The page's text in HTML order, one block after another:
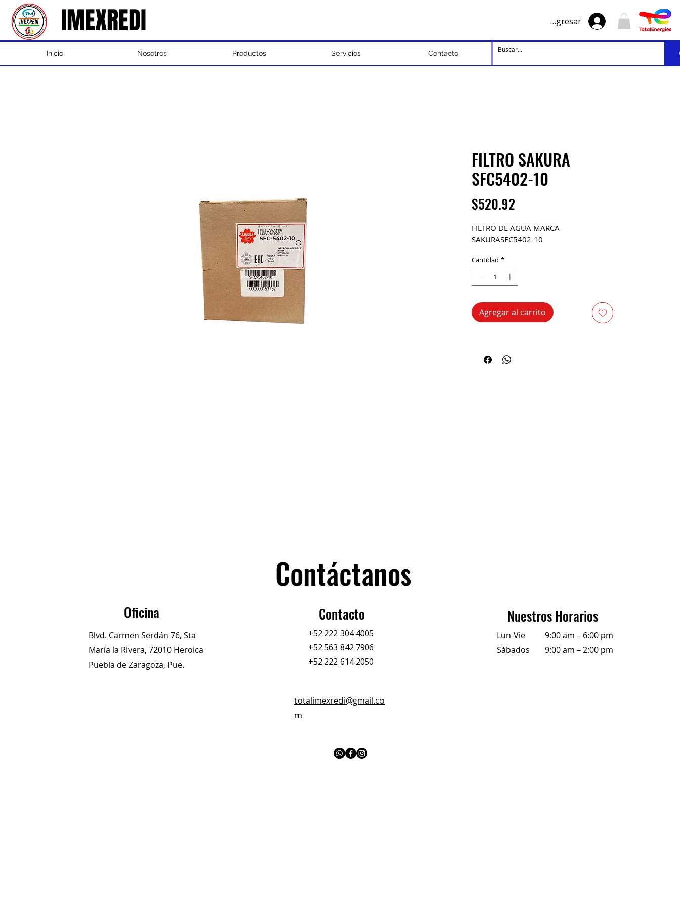
IMEXREDI
IMEXREDI Ingresar
Inicio Nosotros Productos Servicios Contacto
FILTRO SAKURA
SFC5402-10
$520.92
FILTRO DE AGUA MARCA
SAKURASFC5402-10
Cantidad *
Agregar al carrito
Contáctanos
Oficina
Blvd. Carmen Serdán 76, Sta
María la Rivera, 72010 Heroica
Puebla de Zaragoza, Pue.
Contacto
+52 222 304 4005
+52 563 842 7906
+52 222 614 2050
Nuestros Horarios
Lun-Vie
9:00 am – 6:00 pm
Sábados
9:00 am – 2:00 pm
totalimexredi@gmail.co
m